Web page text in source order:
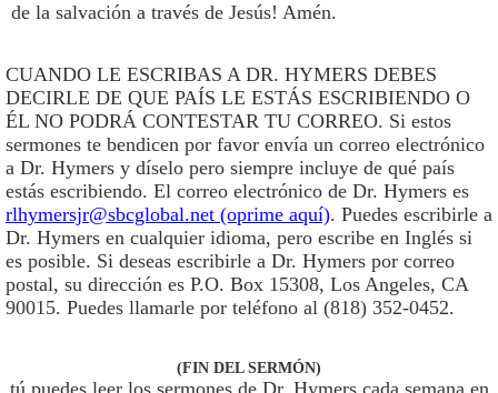
de la salvación a través de Jesús! Amén.
CUANDO LE ESCRIBAS A DR. HYMERS DEBES
DECIRLE DE QUE PAÍS LE ESTÁS ESCRIBIENDO O
ÉL NO PODRÁ CONTESTAR TU CORREO. Si estos
sermones te bendicen por favor envía un correo electrónico
a Dr. Hymers y díselo pero siempre incluye de qué país
estás escribiendo. El correo electrónico de Dr. Hymers es
rlhymersjr@sbcglobal.net (oprime aquí). Puedes escribirle a
Dr. Hymers en cualquier idioma, pero escribe en Inglés si
es posible. Si deseas escribirle a Dr. Hymers por correo
postal, su dirección es P.O. Box 15308, Los Angeles, CA
90015. Puedes llamarle por teléfono al (818) 352-0452.
(FIN DEL SERMÓN)
tú puedes leer los sermones de Dr. Hymers cada semana en